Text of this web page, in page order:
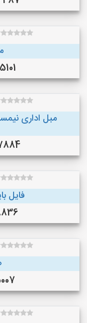
مبل اداری
فایل